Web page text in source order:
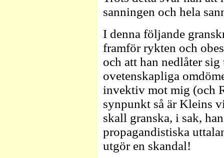
sanningen och hela
I denna följande
framför rykten och
och att han nedlåter
ovetenskapliga
invektiv mot mig (och
synpunkt så är Kleins
skall granska, i sak,
propagandistiska
utgör en skandal!